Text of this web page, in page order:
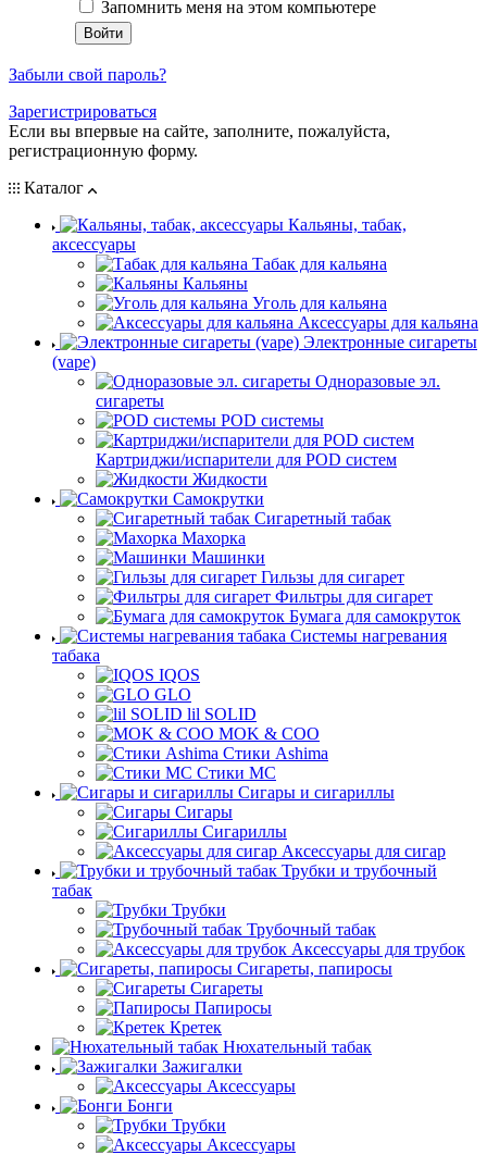
Запомнить меня на этом компьютере
Забыли свой пароль?
Зарегистрироваться
Если вы впервые на сайте, заполните, пожалуйста,
регистрационную форму.
Каталог
Кальяны, табак,
аксессуары
Табак для кальяна
Кальяны
Уголь для кальяна
Аксессуары для кальяна
Электронные сигареты
(vape)
Одноразовые эл.
сигареты
POD системы
Картриджи/испарители для POD систем
Жидкости
Самокрутки
Сигаретный табак
Махорка
Машинки
Гильзы для сигарет
Фильтры для сигарет
Бумага для самокруток
Системы нагревания
табака
IQOS
GLO
lil SOLID
MOK & COO
Стики Ashima
Стики MC
Сигары и сигариллы
Сигары
Сигариллы
Аксессуары для сигар
Трубки и трубочный
табак
Трубки
Трубочный табак
Аксессуары для трубок
Сигареты, папиросы
Сигареты
Папиросы
Кретек
Нюхательный табак
Зажигалки
Аксессуары
Бонги
Трубки
Аксессуары